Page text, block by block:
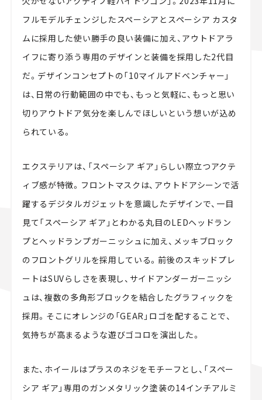
フルモデルチェンジしたスペーシアとスペーシア カスタ
ムに採用した使い勝手の良い装備に加え、アウトドアラ
イフに寄り添う専用のデザインと装備を採用した2代目
だ。デザインコンセプトの「10マイルアドベンチャー」
は、日常の行動範囲の中でも、もっと気軽に、もっと思い
切りアウトドア気分を楽しんでほしいという想いが込め
られている。
エクステリアは、「スペーシア ギア」らしい際立つアクテ
ィブ感が特徴。フロントマスクは、アウトドアシーンで活
躍するデジタルガジェットを意識したデザインで、一目
見て「スペーシア ギア」とわかる丸目のLEDヘッドラン
プとヘッドランプガーニッシュに加え、メッキブロック
のフロントグリルを採用している。前後のスキッドプレ
ートはSUVらしさを表現し、サイドアンダーガーニッシ
ュは、複数の多角形ブロックを結合したグラフィックを
採用。そこにオレンジの「GEAR」ロゴを配することで、
気持ちが高まるような遊びゴコロを演出した。
また、ホイールはプラスのネジをモチーフとし、「スペー
シア ギア」専用のガンメタリック塗装の14インチアルミ